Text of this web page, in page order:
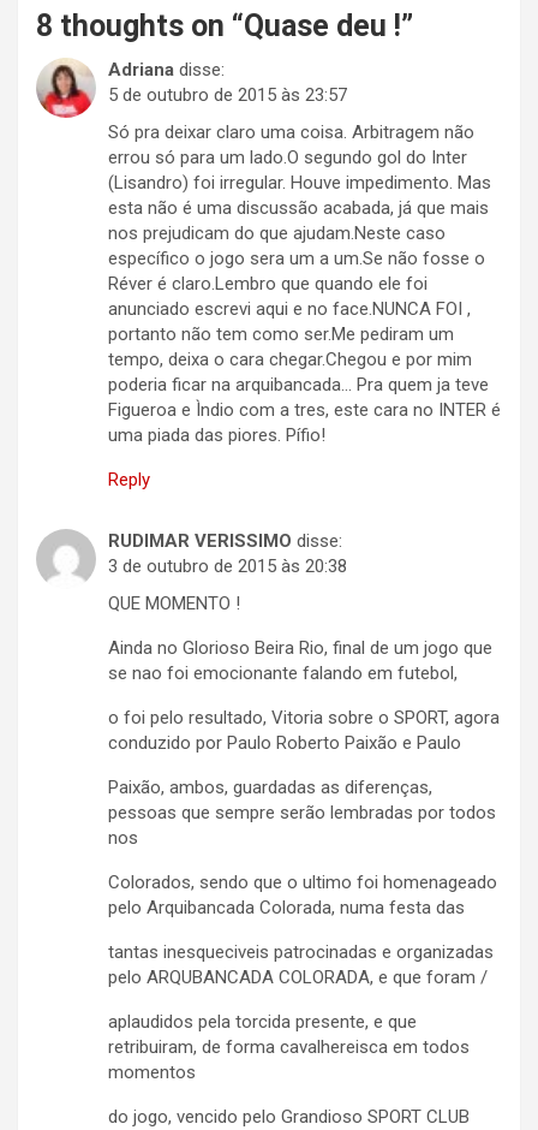
8 thoughts on “Quase deu !”
Adriana disse:
5 de outubro de 2015 às 23:57
Só pra deixar claro uma coisa. Arbitragem não
errou só para um lado.O segundo gol do Inter
(Lisandro) foi irregular. Houve impedimento. Mas
esta não é uma discussão acabada, já que mais
nos prejudicam do que ajudam.Neste caso
específico o jogo sera um a um.Se não fosse o
Réver é claro.Lembro que quando ele foi
anunciado escrevi aqui e no face.NUNCA FOI ,
portanto não tem como ser.Me pediram um
tempo, deixa o cara chegar.Chegou e por mim
poderia ficar na arquibancada… Pra quem ja teve
Figueroa e Ìndio com a tres, este cara no INTER é
uma piada das piores. Pífio!
Reply
RUDIMAR VERISSIMO disse:
3 de outubro de 2015 às 20:38
QUE MOMENTO !
Ainda no Glorioso Beira Rio, final de um jogo que
se nao foi emocionante falando em futebol,
o foi pelo resultado, Vitoria sobre o SPORT, agora
conduzido por Paulo Roberto Paixão e Paulo
Paixão, ambos, guardadas as diferenças,
pessoas que sempre serão lembradas por todos
nos
Colorados, sendo que o ultimo foi homenageado
pelo Arquibancada Colorada, numa festa das
tantas inesqueciveis patrocinadas e organizadas
pelo ARQUBANCADA COLORADA, e que foram /
aplaudidos pela torcida presente, e que
retribuiram, de forma cavalhereisca em todos
momentos
do jogo, vencido pelo Grandioso SPORT CLUB